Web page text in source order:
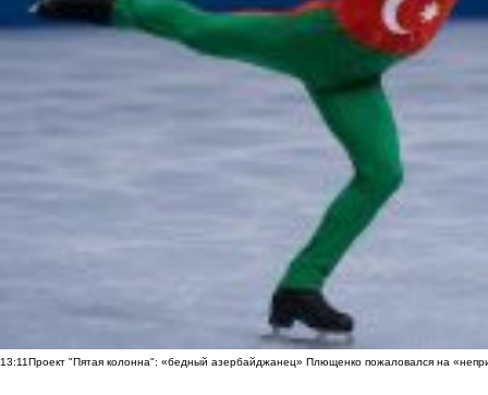
13:11Проект "Пятая колонна": «бедный азербайджанец» Плющенко пожаловался на